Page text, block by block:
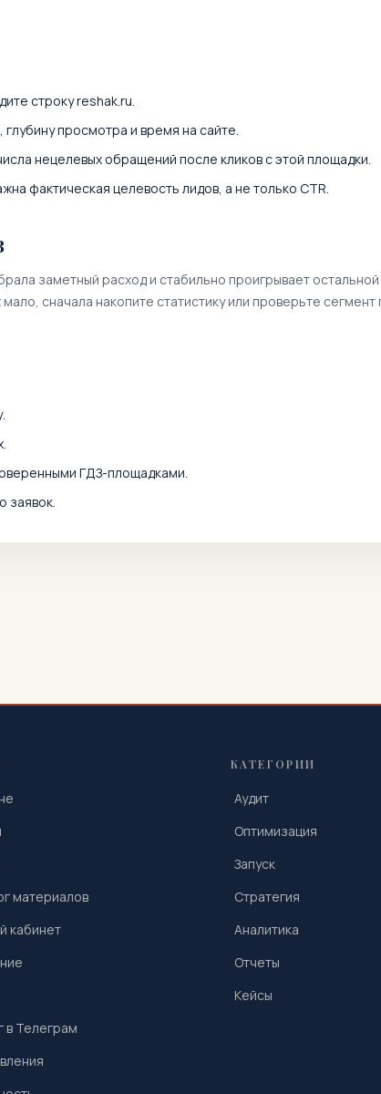
строкуreshak.ru.
просмотра и время на сайте.
нецелевых обращений после кликов с этой площадки.
фактическая целевость лидов, а не только CTR.
заметный расход и стабильно проигрывает остальной
сначала накопите статистику или проверьте сегмент
ГДЗ-площадками.
заявок.
материалов
кабинет
в Телеграм
КАТЕГОРИИ
Аудит
Оптимизация
Запуск
Стратегия
Аналитика
Отчеты
Кейсы